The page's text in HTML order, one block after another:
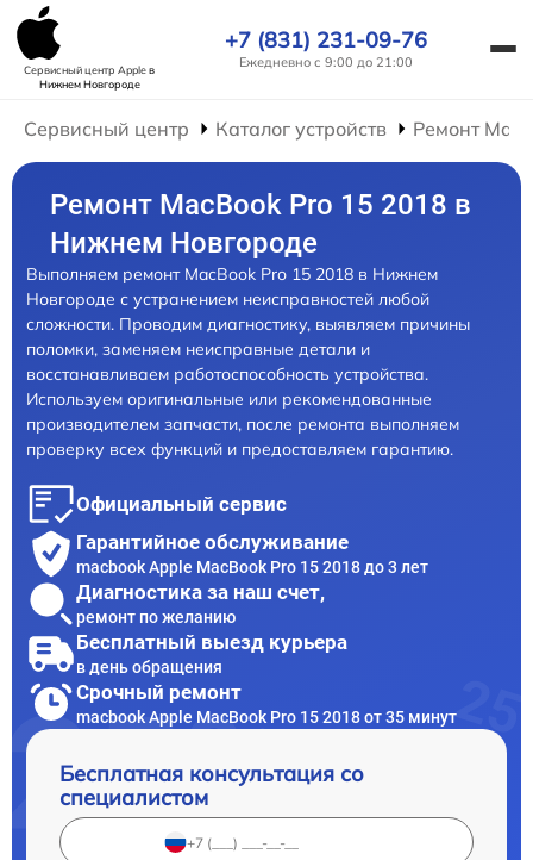
Сервисный центр Appleв
Нижнем Новгороде
+7 (831) 231-09-76
Ежедневно с 9:00 до 21:00
Сервисный центр Каталог устройств Ремонт
Ремонт MacBook Pro 15 2018 в
Нижнем Новгороде
Выполняем ремонт MacBook Pro 15 2018 в Нижнем
Новгороде с устранением неисправностей любой
сложности. Проводим диагностику, выявляем причины
поломки, заменяем неисправные детали и
восстанавливаем работоспособность устройства.
Используем оригинальные или рекомендованные
производителем запчасти, после ремонта выполняем
проверку всех функций и предоставляем гарантию.
Официальный сервис
Гарантийное обслуживание
macbook Apple MacBook Pro 15 2018 до 3 лет
Диагностика за наш счет,
ремонт по желанию
Бесплатный выезд курьера
в день обращения
Срочный ремонт
macbook Apple MacBook Pro 15 2018 от 35 минут
Бесплатная консультация со
специалистом